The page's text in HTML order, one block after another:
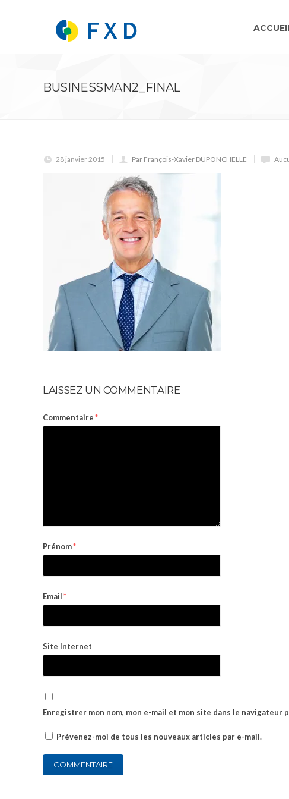
BUSINESSMAN2_FINAL
28 janvier 2015 Par François-Xavier DUPONCHELLE
LAISSEZ UN COMMENTAIRE
Commentaire*
Prénom*
Email*
Site Internet
Enregistrer mon nom, mon e-mail et mon site dans le navigateur
Prévenez-moi de tous les nouveaux articles par e-mail.